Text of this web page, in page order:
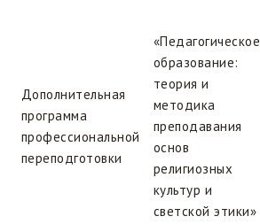
Дополнительная
программа
профессиональной
переподготовки
«Педагогическое
образование:
теория и
методика
преподавания
основ
религиозных
культур и
светской этики»